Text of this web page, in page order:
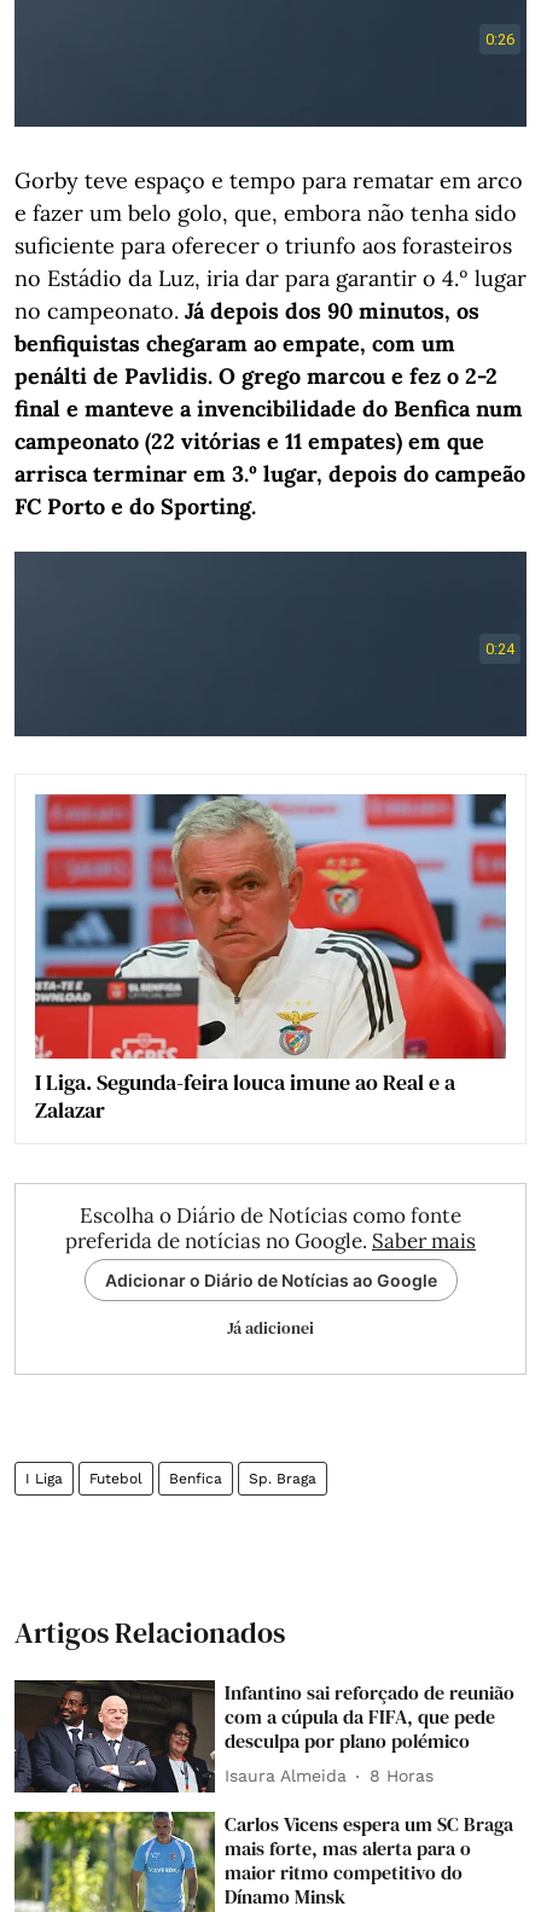
Gorby teve espaço e tempo para rematar em arco
e fazer um belo golo, que, embora não tenha sido
suficiente para oferecer o triunfo aos forasteiros
no Estádio da Luz, iria dar para garantir o 4.º lugar
no campeonato. Já depois dos 90 minutos, os
benfiquistas chegaram ao empate, com um
penálti de Pavlidis. O grego marcou e fez o 2-2
final e manteve a invencibilidade do Benfica num
campeonato (22 vitórias e 11 empates) em que
arrisca terminar em 3.º lugar, depois do campeão
FC Porto e do Sporting.
I Liga. Segunda-feira louca imune ao Real e a
Zalazar
Escolha o Diário de Notícias como fonte
preferida de notícias no Google. Saber mais
Adicionar o Diário de Notícias ao Google
Já adicionei
I Liga Futebol Benfica Sp. Braga
Artigos Relacionados
Infantino sai reforçado de reunião
com a cúpula da FIFA, que pede
desculpa por plano polémico
Isaura Almeida 8 Horas
Carlos Vicens espera um SC Braga
mais forte, mas alerta para o
maior ritmo competitivo do
Dínamo Minsk